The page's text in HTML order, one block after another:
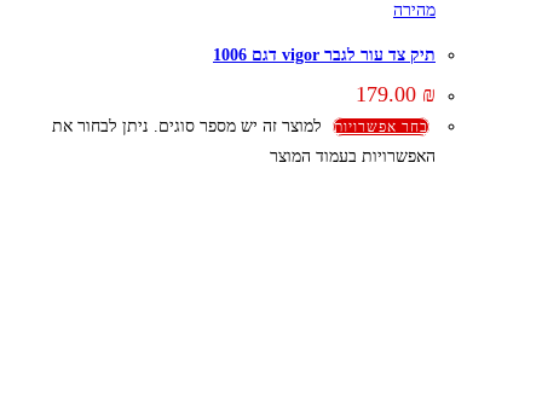
מהירה
תיק צד עור לגבר vigor דגם 1006
179.00 ₪
בחר אפשרויות
למוצר זה יש מספר סוגים. ניתן לבחור את
האפשרויות בעמוד המוצר